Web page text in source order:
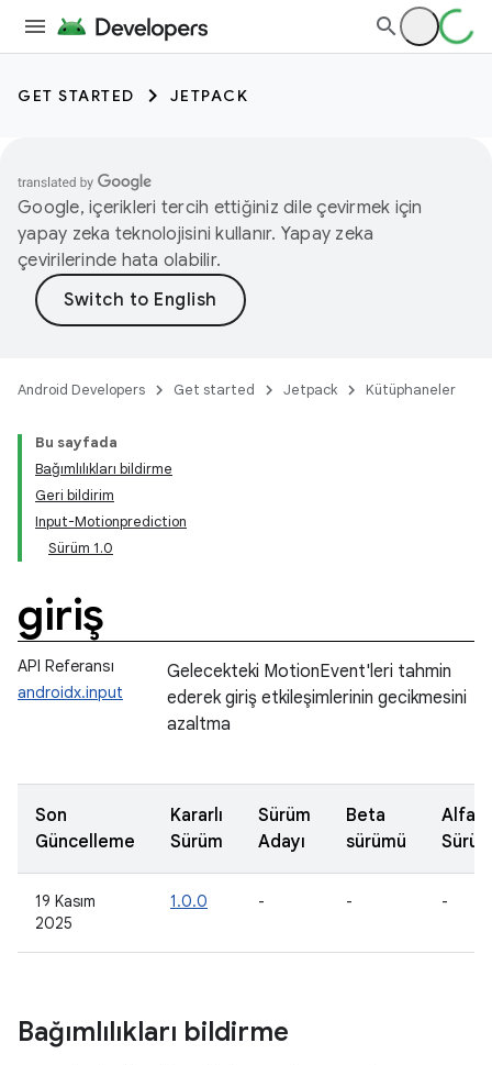
GET STARTED JETPACK
Google, içerikleri tercih ettiğiniz dile çevirmek için
yapay zeka teknolojisini kullanır. Yapay zeka
çevirilerinde hata olabilir.
Android Developers Get started Jetpack Kütüphaneler
Bu sayfada
Bağımlılıkları bildirme
Geri bildirim
Input-Motionprediction
Sürüm 1.0
giriş
API Referansı
androidx.input
Gelecekteki MotionEvent'leri tahmin
ederek giriş etkileşimlerinin gecikmesini
azaltma
Son
Güncelleme
Kararlı
Sürüm
Sürüm
Adayı
Beta
sürümü
Alfa
19 Kasım
2025
1.0.0 - - -
Bağımlılıkları bildirme